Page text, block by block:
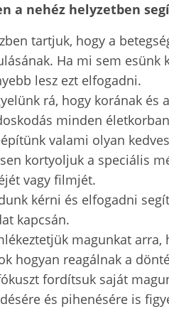
a nehéz helyzetben
tartjuk, hogy a
Ha mi sem esünk
lesz ezt elfogadni.
rá, hogy korának és
minden
valami olyan
kortyoljuk a speciális
vagy filmjét.
kérni és elfogadni
kapcsán.
magunkat arra,
hogyan reagálnak a
fordítsuk saját
és pihenésére is